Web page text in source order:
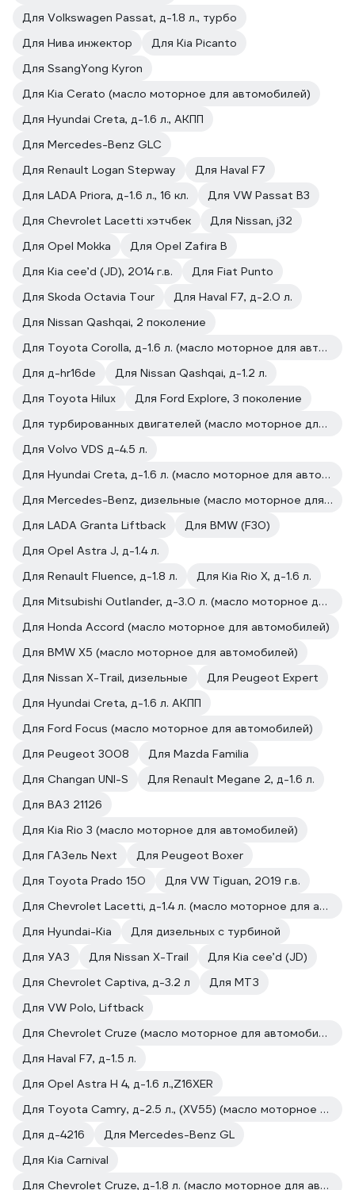
Для Volkswagen Passat, д-1.8 л., турбо
Для Нива инжектор
Для Kia Picanto
Для SsangYong Kyron
Для Kia Cerato (масло моторное для автомобилей)
Для Hyundai Creta, д-1.6 л., АКПП
Для Mercedes-Benz GLC
Для Renault Logan Stepway
Для Haval F7
Для LADA Priora, д-1.6 л., 16 кл.
Для VW Passat B3
Для Chevrolet Lacetti хэтчбек
Для Nissan, j32
Для Opel Mokka
Для Opel Zafira B
Для Kia cee’d (JD), 2014 г.в.
Для Fiat Punto
Для Skoda Octavia Tour
Для Haval F7, д-2.0 л.
Для Nissan Qashqai, 2 поколение
Для Toyota Corolla, д-1.6 л. (масло моторное для автомобилей)
Для д-hr16de
Для Nissan Qashqai, д-1.2 л.
Для Toyota Hilux
Для Ford Explore, 3 поколение
Для турбированных двигателей (масло моторное для автомобилей)
Для Volvo VDS д-4.5 л.
Для Hyundai Creta, д-1.6 л. (масло моторное для автомобилей)
Для Mercedes-Benz, дизельные (масло моторное для автомобилей)
Для LADA Granta Liftback
Для BMW (F30)
Для Opel Astra J, д-1.4 л.
Для Renault Fluence, д-1.8 л.
Для Kia Rio X, д-1.6 л.
Для Mitsubishi Outlander, д-3.0 л. (масло моторное для автомобилей)
Для Honda Accord (масло моторное для автомобилей)
Для BMW X5 (масло моторное для автомобилей)
Для Nissan X-Trail, дизельные
Для Peugeot Expert
Для Hyundai Creta, д-1.6 л. АКПП
Для Ford Focus (масло моторное для автомобилей)
Для Peugeot 3008
Для Mazda Familia
Для Changan UNI-S
Для Renault Megane 2, д-1.6 л.
Для ВАЗ 21126
Для Kia Rio 3 (масло моторное для автомобилей)
Для ГАЗель Next
Для Peugeot Boxer
Для Toyota Prado 150
Для VW Tiguan, 2019 г.в.
Для Chevrolet Lacetti, д-1.4 л. (масло моторное для автомобилей)
Для Hyundai-Kia
Для дизельных с турбиной
Для УАЗ
Для Nissan X-Trail
Для Kia cee’d (JD)
Для Chevrolet Captiva, д-3.2 л
Для МТЗ
Для VW Polo, Liftback
Для Chevrolet Cruze (масло моторное для автомобилей)
Для Haval F7, д-1.5 л.
Для Opel Astra H 4, д-1.6 л.,Z16XER
Для Toyota Camry, д-2.5 л., (XV55) (масло моторное для автомобилей)
Для д-4216
Для Mercedes-Benz GL
Для Kia Carnival
Для Chevrolet Cruze, д-1.8 л. (масло моторное для автомобилей)